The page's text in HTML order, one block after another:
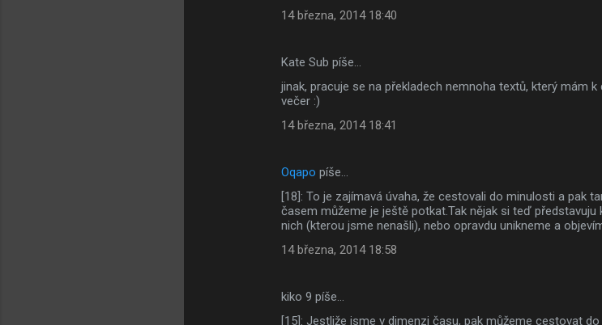
14 března, 2014 18:40
Kate Sub píše…
jinak, pracuje se na překladech nemnoha textů, který mám
večer :)
14 března, 2014 18:41
Oqapo píše…
[18]: To je zajímavá úvaha, že cestovali do minulosti a pak
časem můžeme je ještě potkat.Tak nějak si teď
nich (kterou jsme nenašli), nebo opravdu unikneme a
14 března, 2014 18:58
kiko 9 píše…
[15]: Jestliže jsme v dimenzi času, pak můžeme cestovat